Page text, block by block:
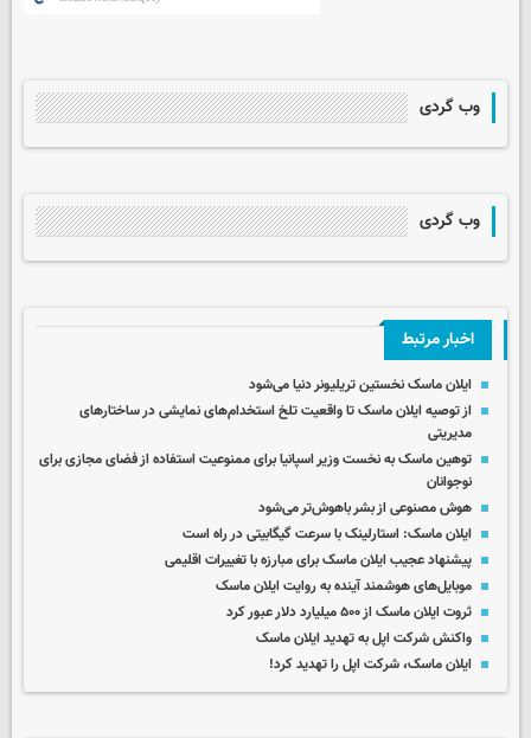
وب گردی
وب گردی
اخبار مرتبط
ایلان ماسک نخستین تریلیونر دنیا می‌شود
از توصیه ایلان ماسک تا واقعیت تلخ استخدام‌های نمایشی در ساختارهای
مدیریتی
توهین ماسک به نخست وزیر اسپانیا برای ممنوعیت استفاده از فضای مجازی برای
نوجوانان
هوش مصنوعی از بشر باهوش‌تر می‌شود
ایلان ماسک: استارلینک با سرعت گیگابیتی در راه است
پیشنهاد عجیب ایلان ماسک برای مبارزه با تغییرات اقلیمی
موبایل‌های هوشمند آینده به روایت ایلان ماسک
ثروت ایلان ماسک از ۵۰۰ میلیارد دلار عبور کرد
واکنش شرکت اپل به تهدید ایلان ماسک
ایلان ماسک، شرکت اپل را تهدید کرد!